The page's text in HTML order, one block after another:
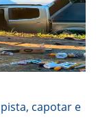
capotar e